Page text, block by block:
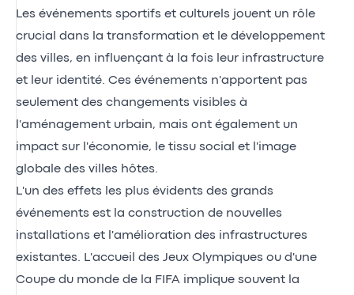
Les événements sportifs et culturels jouent un rôle
crucial dans la transformation et le développement
des villes, en influençant à la fois leur infrastructure
et leur identité. Ces événements n'apportent pas
seulement des changements visibles à
l'aménagement urbain, mais ont également un
impact sur l'économie, le tissu social et l'image
globale des villes hôtes.
L'un des effets les plus évidents des grands
événements est la construction de nouvelles
installations et l'amélioration des infrastructures
existantes. L'accueil des Jeux Olympiques ou d'une
Coupe du monde de la FIFA implique souvent la